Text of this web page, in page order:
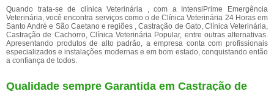
Quando trata-se de clínica Veterinária , com a IntensiPrime Emergência
Veterinária, você encontra serviços como o de Clínica Veterinária 24 Horas em
Santo André e São Caetano e regiões , Castração de Gato, Clínica Veterinária,
Castração de Cachorro, Clínica Veterinária Popular, entre outras alternativas.
Apresentando produtos de alto padrão, a empresa conta com profissionais
especializados e instalações modernas e em bom estado, conquistando então
a confiança de todos.
Qualidade sempre Garantida em Castração de